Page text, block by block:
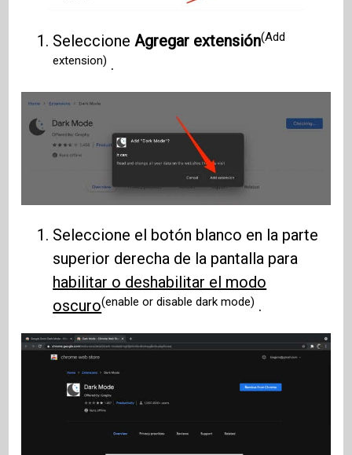
SeleccioneAgregar extensión(Add
extension) .
Seleccione el botón blanco en la parte
superior derecha de la pantalla para
habilitar o deshabilitar el modo
oscuro(enable or disable dark mode) .